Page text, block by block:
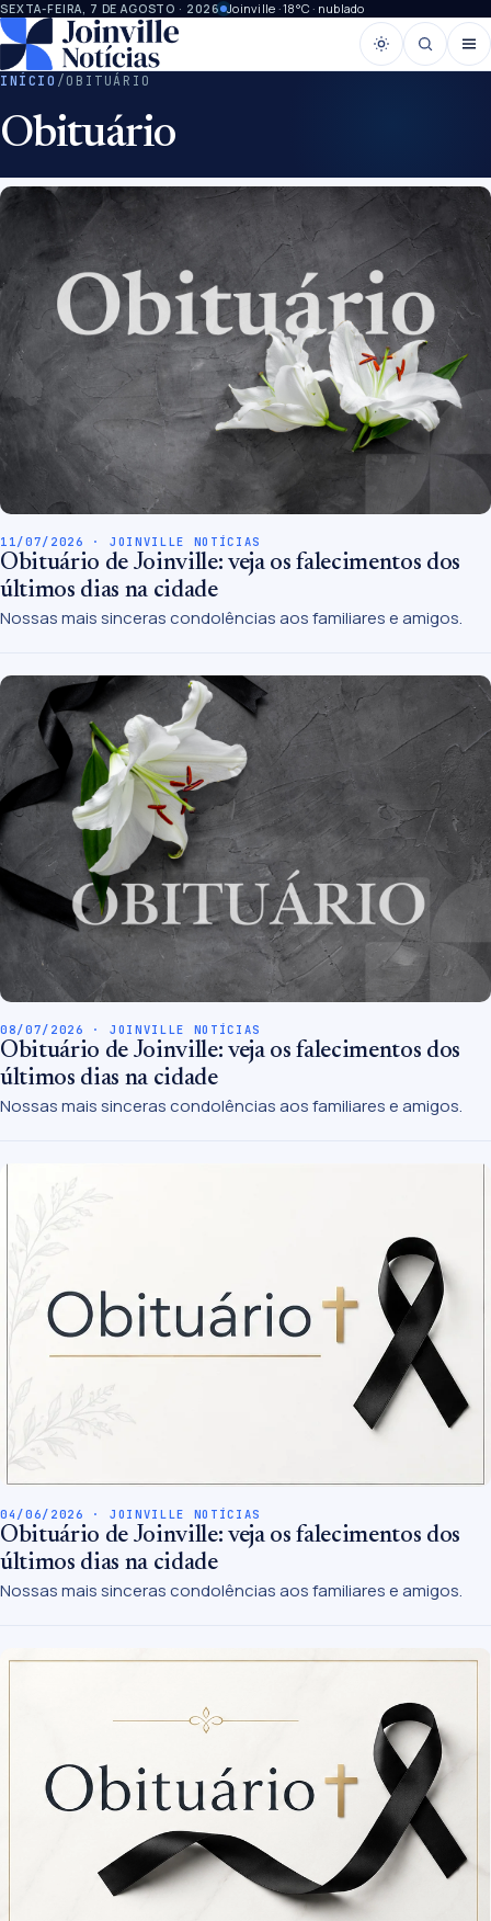
SEXTA-FEIRA, 7 DE AGOSTO · 2026 Joinville · 18°C · nublado
INÍCIO / OBITUÁRIO
Obituário
11/07/2026 · JOINVILLE NOTÍCIAS
Obituário de Joinville: veja os falecimentos dos
últimos dias na cidade
Nossas mais sinceras condolências aos familiares e amigos.
08/07/2026 · JOINVILLE NOTÍCIAS
Obituário de Joinville: veja os falecimentos dos
últimos dias na cidade
Nossas mais sinceras condolências aos familiares e amigos.
04/06/2026 · JOINVILLE NOTÍCIAS
Obituário de Joinville: veja os falecimentos dos
últimos dias na cidade
Nossas mais sinceras condolências aos familiares e amigos.